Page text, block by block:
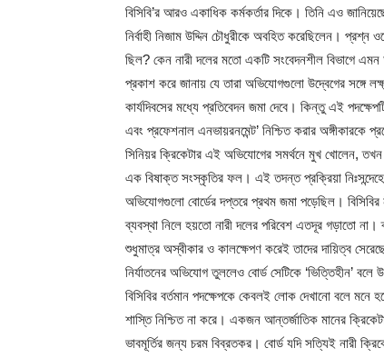
বিসিবি’র আরও একাধিক কর্মকর্তার দিকে। তিনি এও
নির্বাহী নিজাম উদ্দিন চৌধুরীকে অবহিত করেছিলেন।
ছিল? কেন নারী দলের মতো একটি সংবেদনশীল বিভাগে
প্রকাশ করে জানায় যে তারা অভিযোগগুলো উদ্বেগের সঙ্গে
কার্যদিবসের মধ্যে প্রতিবেদন জমা দেবে। কিন্তু এই
এবং প্রফেশনাল এনভায়রনমেন্ট’ নিশ্চিত করার
সিনিয়র ক্রিকেটার এই অভিযোগের সমর্থনে মুখ খোলেন, তখন
এক বিষাক্ত সংস্কৃতির ফল। এই তদন্ত প্রক্রিয়া
অভিযোগগুলো বোর্ডের দপ্তরে প্রথম জমা পড়েছিল।
ব্যবস্থা নিলে হয়তো নারী দলের পরিবেশ এতদূর গড়াতো না।
শুধুমাত্র অস্বীকার ও কালক্ষেপণ করেই তাদের দায়িত্ব
নির্যাতনের অভিযোগ তুললেও বোর্ড সেটিকে ‘ভিত্তিহীন’
বিসিবির বর্তমান পদক্ষেপকে কেবলই লোক দেখানো বলে মনে
শাস্তি নিশ্চিত না করে। একজন আন্তর্জাতিক মানের
ভাবমূর্তির জন্য চরম বিব্রতকর। বোর্ড যদি সত্যিই নারী